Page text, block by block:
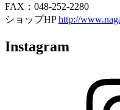
FAX：048-252-2280
ショップHPhttp://
Instagram